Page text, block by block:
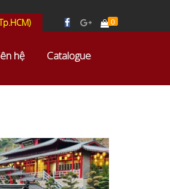
0
hệ Catalogue